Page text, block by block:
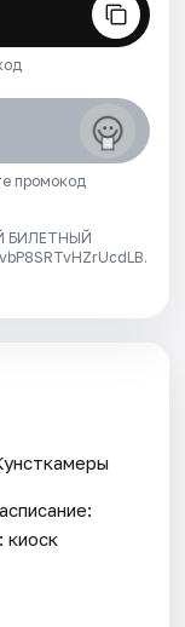
промокод
БИЛЕТНЫЙ
киоск